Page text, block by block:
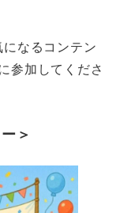
なるコンテン
参加してくださ
＞